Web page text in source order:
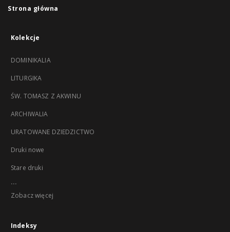
Strona główna
Kolekcje
DOMINIKALIA
LITURGIKA
ŚW. TOMASZ Z AKWINU
ARCHIWALIA
URATOWANE DZIEDZICTWO
Druki nowe
Stare druki
...
Zobacz więcej
Indeksy